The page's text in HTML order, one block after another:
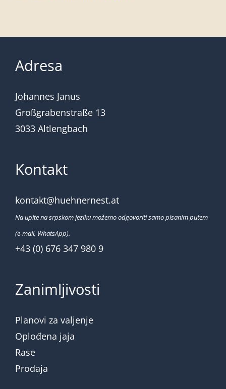
Adresa
Johannes Janus
Großgrabenstraße 13
3033 Altlengbach
Kontakt
kontakt@huehnernest.at
Na upite na srpskom jeziku možemo odgovoriti samo pisanim putem
(e-mail, WhatsApp).
+43 (0) 676 347 980 9
Zanimljivosti
Planovi za valjenje
Oplođena jaja
Rase
Prodaja